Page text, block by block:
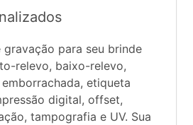
para seu brinde
relevo, baixo-relevo,
etiqueta
digital, offset,
tampografia e UV. Sua